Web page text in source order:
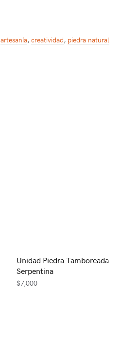
artesanía, creatividad, piedra natural
Unidad Piedra Tamboreada
Serpentina
$7,000